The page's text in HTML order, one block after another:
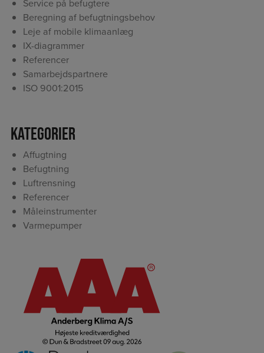
Service på befugtere
Beregning af befugtningsbehov
Leje af mobile klimaanlæg
IX-diagrammer
Referencer
Samarbejdspartnere
ISO 9001:2015
Kategorier
Affugtning
Befugtning
Luftrensning
Referencer
Måleinstrumenter
Varmepumper